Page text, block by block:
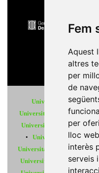
Fem
Aquest
altres
per
de
per
lloc web
interès
serveis
Universitat Abat Oliba
Universitat d'Andorra•
Universitat de Barcelona
• Universitat de Girona
Universitat Internacional de
Universitat de Lleida•